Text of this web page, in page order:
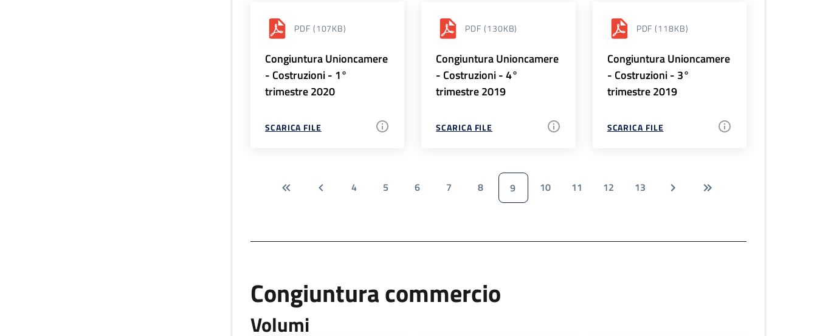
PDF (107KB)
Congiuntura Unioncamere
- Costruzioni - 1°
trimestre 2020
SCARICA FILE
PDF (130KB)
Congiuntura Unioncamere
- Costruzioni - 4°
trimestre 2019
SCARICA FILE
PDF (118KB)
Congiuntura Unioncamere
- Costruzioni - 3°
trimestre 2019
SCARICA FILE
4 5 6 7 8 9 10 11 12 13
Congiuntura commercio
Volumi